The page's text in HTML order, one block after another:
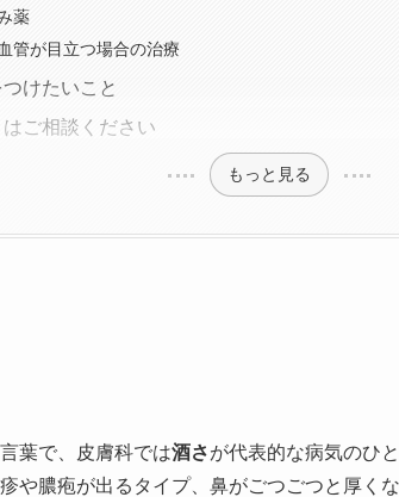
薬
管が目立つ場合の治療
けたいこと
ご相談ください
もっと見る
葉で、皮膚科では酒さが代表的な病気のひ
や膿疱が出るタイプ、鼻がごつごつと厚く